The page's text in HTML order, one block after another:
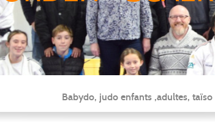
Babydo, judo enfants ,adultes, taïso